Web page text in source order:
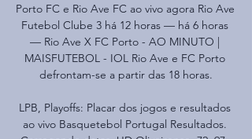
Porto FC e Rio Ave FC ao vivo agora Rio Ave
Futebol Clube 3 há 12 horas — há 6 horas
— Rio Ave X FC Porto - AO MINUTO |
MAISFUTEBOL - IOL Rio Ave e FC Porto
defrontam-se a partir das 18 horas.
LPB, Playoffs: Placar dos jogos e resultados
ao vivo Basquetebol Portugal Resultados.